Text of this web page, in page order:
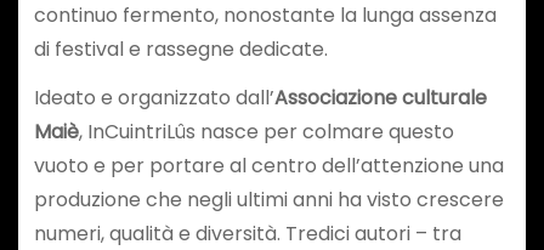
continuo fermento, nonostante la lunga assenza
di festival e rassegne dedicate.
Ideato e organizzato dall’Associazione culturale
Maiè, InCuintriLûs nasce per colmare questo
vuoto e per portare al centro dell’attenzione una
produzione che negli ultimi anni ha visto crescere
numeri, qualità e diversità. Tredici autori – tra